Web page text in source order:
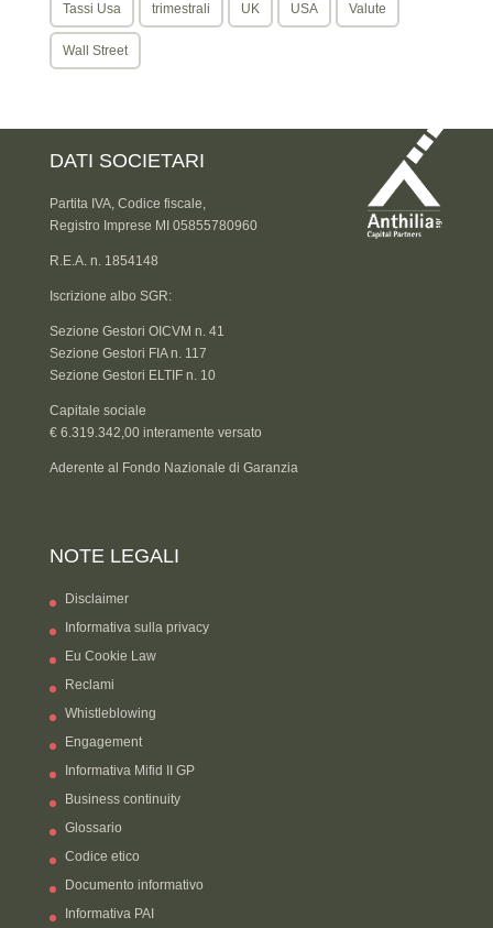
Tassi Usa trimestrali UK USA Valute
Wall Street
DATI SOCIETARI
Partita IVA, Codice fiscale,
Registro Imprese MI 05855780960
R.E.A. n. 1854148
Iscrizione albo SGR:
Sezione Gestori OICVM n. 41
Sezione Gestori FIA n. 117
Sezione Gestori ELTIF n. 10
Capitale sociale
€ 6.319.342,00 interamente versato
Aderente al Fondo Nazionale di Garanzia
NOTE LEGALI
Disclaimer
Informativa sulla privacy
Eu Cookie Law
Reclami
Whistleblowing
Engagement
Informativa Mifid II GP
Business continuity
Glossario
Codice etico
Documento informativo
Informativa PAI